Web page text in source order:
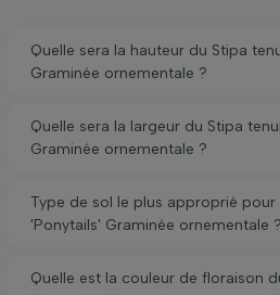
Quelle sera la hauteur du Stipa
Graminée ornementale ?
Quelle sera la largeur du Stipa
Graminée ornementale ?
Type de sol le plus approprié pour
'Ponytails' Graminée ornementale ?
Quelle est la couleur de floraison